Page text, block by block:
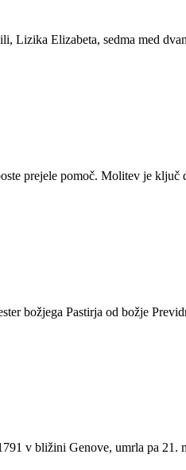
Elizabeta, sedma med
prejele pomoč. Molitev je
božjega Pastirja od božje
v bližini Genove, umrla pa 21.